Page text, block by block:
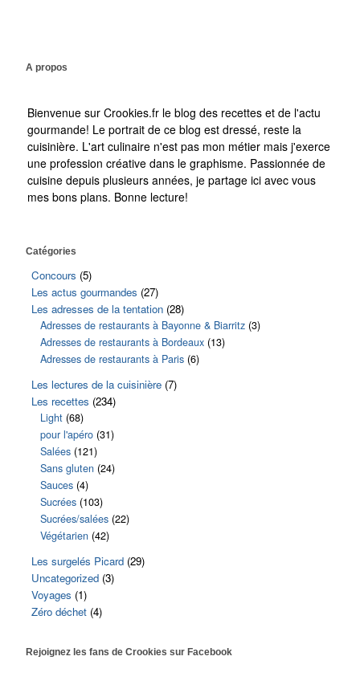
A propos
Bienvenue sur Crookies.fr le blog des recettes et de l'actu
gourmande! Le portrait de ce blog est dressé, reste la
cuisinière. L'art culinaire n'est pas mon métier mais j'exerce
une profession créative dans le graphisme. Passionnée de
cuisine depuis plusieurs années, je partage ici avec vous
mes bons plans. Bonne lecture!
Catégories
Concours (5)
Les actus gourmandes (27)
Les adresses de la tentation (28)
Adresses de restaurants à Bayonne & Biarritz (3)
Adresses de restaurants à Bordeaux (13)
Adresses de restaurants à Paris (6)
Les lectures de la cuisinière (7)
Les recettes (234)
Light (68)
pour l'apéro (31)
Salées (121)
Sans gluten (24)
Sauces (4)
Sucrées (103)
Sucrées/salées (22)
Végétarien (42)
Les surgelés Picard (29)
Uncategorized (3)
Voyages (1)
Zéro déchet (4)
Rejoignez les fans de Crookies sur Facebook